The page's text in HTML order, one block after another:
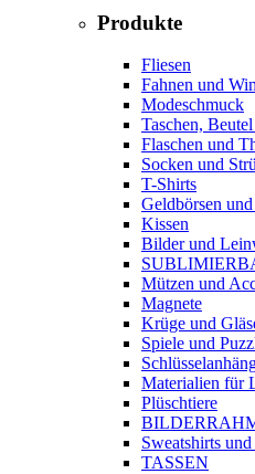
Produkte
Fliesen
Fahnen und
Modeschmuck
Taschen,
Flaschen und
Socken und
T-Shirts
Geldbörsen
Kissen
Bilder und
Mützen und
Magnete
Krüge und
Spiele und
Materialien für
Plüschtiere
Sweatshirts und
TASSEN